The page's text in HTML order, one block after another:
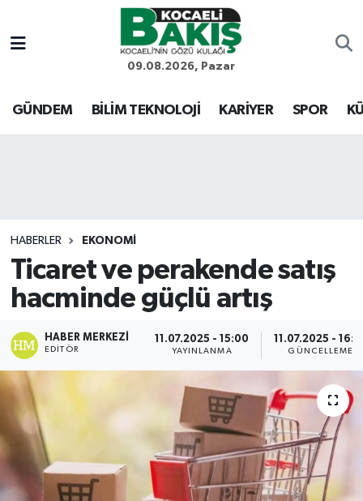
09.08.2026, Pazar
GÜNDEM BİLİM TEKNOLOJİ KARİYER SPOR
HABERLER EKONOMİ
Ticaret ve perakende satış
hacminde güçlü artış
HABER MERKEZI
EDITÖR
11.07.2025 - 15:00
YAYINLANMA
11.07.2025 -
GÜNCELLEME
Kocaeli Nöbetçi Eczaneler
Kocaeli Hava Durumu
Son Dakika Haberleri
Haber Arşivi